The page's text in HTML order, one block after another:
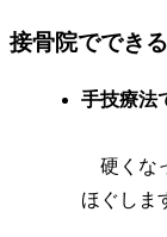
接骨院ででき
手技療法
硬くな
ほぐしま